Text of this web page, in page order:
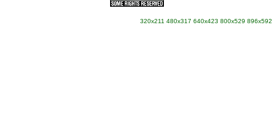
320x211 480x317 640x423 800x529 896x592